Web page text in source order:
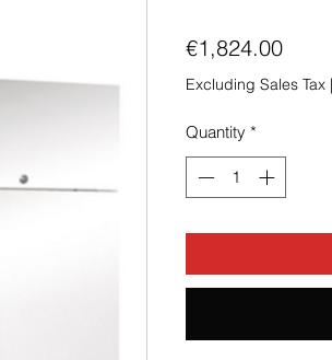
€1,824.00Price
Excluding Sales Tax |
Quantity *